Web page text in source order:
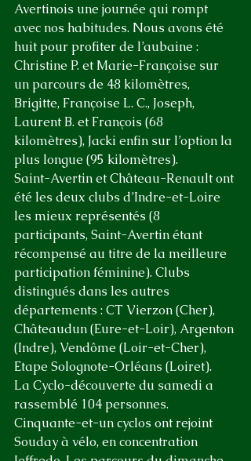
Avertinois une journée qui rompt
avec nos habitudes. Nous avons été
huit pour profiter de l’aubaine :
Christine P. et Marie-Françoise sur
un parcours de 48 kilomètres,
Brigitte, Françoise L. C., Joseph,
Laurent B. et François (68
kilomètres), Jacki enfin sur l’option la
plus longue (95 kilomètres).
Saint-Avertin et Château-Renault ont
été les deux clubs d’Indre-et-Loire
les mieux représentés (8
participants, Saint-Avertin étant
récompensé au titre de la meilleure
participation féminine). Clubs
distingués dans les autres
départements : CT Vierzon (Cher),
Châteaudun (Eure-et-Loir), Argenton
(Indre), Vendôme (Loir-et-Cher),
Etape Solognote-Orléans (Loiret).
La Cyclo-découverte du samedi a
rassemblé 104 personnes.
Cinquante-et-un cyclos ont rejoint
Souday à vélo, en concentration